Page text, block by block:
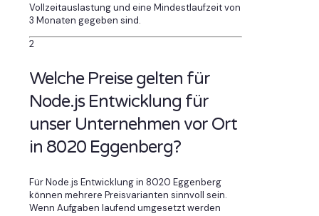
Vollzeitauslastung und eine Mindestlaufzeit von
3 Monaten gegeben sind.
2
Welche Preise gelten für
Node.js Entwicklung für
unser Unternehmen vor Ort
in 8020 Eggenberg?
Für Node.js Entwicklung in 8020 Eggenberg
können mehrere Preisvarianten sinnvoll sein.
Wenn Aufgaben laufend umgesetzt werden